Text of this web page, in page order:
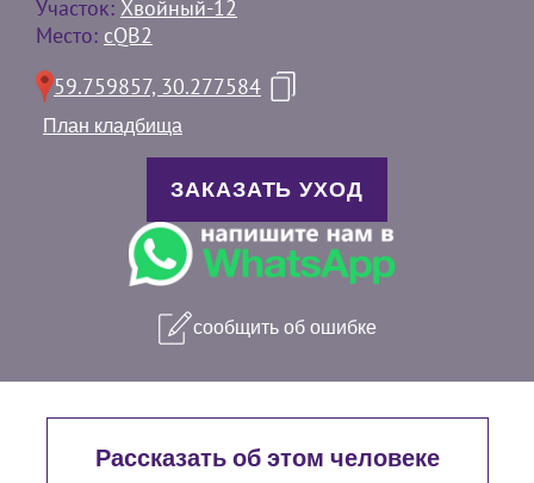
Участок: Хвойный-12
Место: cQB2
59.759857, 30.277584
План кладбища
ЗАКАЗАТЬ УХОД
сообщить об ошибке
Рассказать об этом человеке